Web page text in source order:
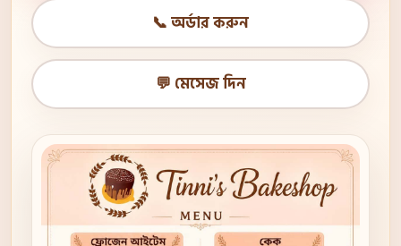
📞 অর্ডার করুন
💬 মেসেজ দিন